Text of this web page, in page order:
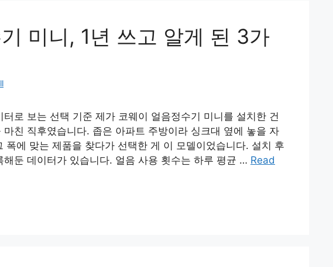
미니, 1년 쓰고 알게 된 3가
로 보는 선택 기준 제가 코웨이 얼음정수기 미니를 설치한 건
친 직후였습니다. 좁은 아파트 주방이라 싱크대 옆에 놓을 자
에 맞는 제품을 찾다가 선택한 게 이 모델이었습니다. 설치 후
해둔 데이터가 있습니다. 얼음 사용 횟수는 하루 평균 … Read